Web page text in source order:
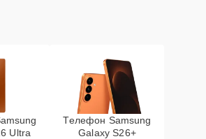
Ultra
Телефон Samsung
Galaxy S26+